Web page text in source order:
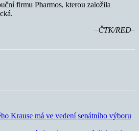
firmu Pharmos, kterou založila
–ČTK/RED–
Krause má ve vedení senátního výboru